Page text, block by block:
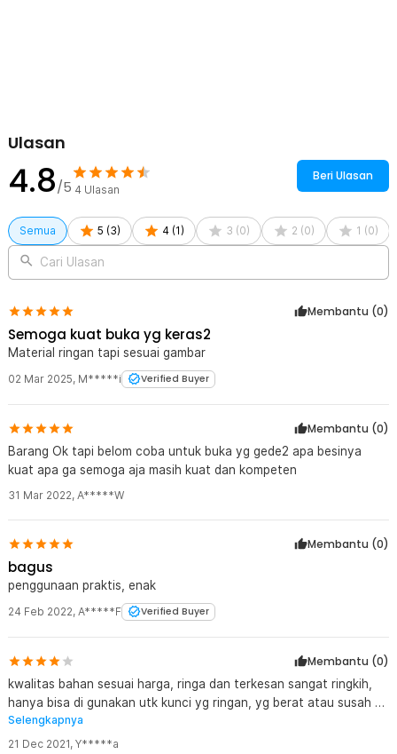
Ulasan
4.8/5 4 Ulasan
Beri Ulasan
Semua 5 (3) 4 (1) 3 (0) 2 (0) 1 (0)
Cari Ulasan
Membantu (0)
Semoga kuat buka yg keras2
Material ringan tapi sesuai gambar
02 Mar 2025, M*****i Verified Buyer
Membantu (0)
Barang Ok tapi belom coba untuk buka yg gede2 apa besinya
kuat apa ga semoga aja masih kuat dan kompeten
31 Mar 2022, A*****W
Membantu (0)
bagus
penggunaan praktis, enak
24 Feb 2022, A*****F Verified Buyer
Membantu (0)
kwalitas bahan sesuai harga, ringa dan terkesan sangat ringkih,
hanya bisa di gunakan utk kunci yg ringan, yg berat atau susah di
buka jgn digunakan, takut patah, semoga awet, makasih gan
Selengkapnya
21 Dec 2021, Y*****a